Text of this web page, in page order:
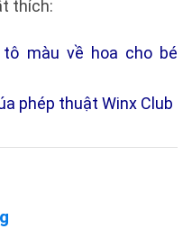
thích:
màu về hoa cho bé
phép thuật Winx Club